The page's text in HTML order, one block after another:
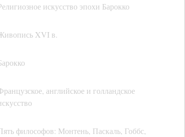
искусство эпохи Барокко
XVI в.
английское и голландское
философов: Монтень, Паскаль, Гоббс,